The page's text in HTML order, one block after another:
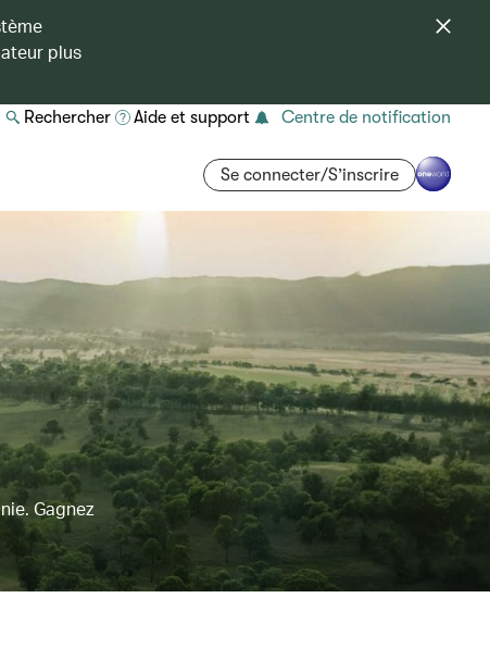
plus
Rechercher Aide et support Centre de notification
Se connecter/S’inscrire
Gagnez